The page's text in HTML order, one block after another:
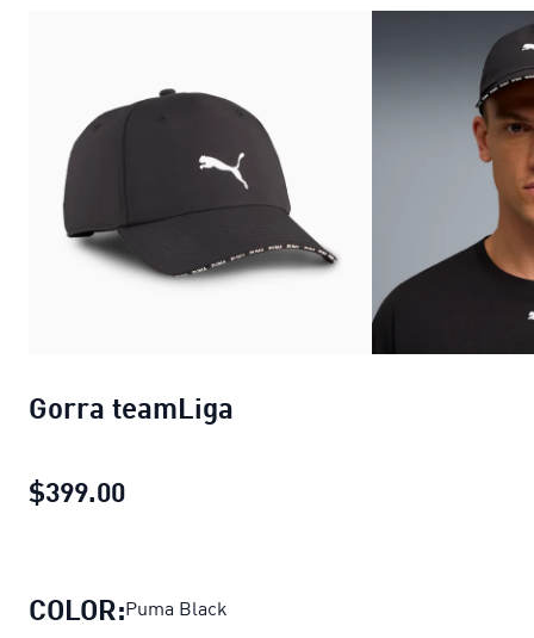
Gorra teamLiga
$399.00
COLOR:Puma Black